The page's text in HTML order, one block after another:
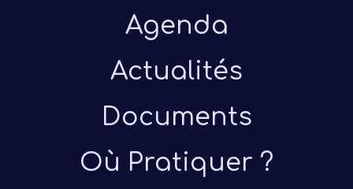
Agenda
Actualités
Documents
Où Pratiquer ?